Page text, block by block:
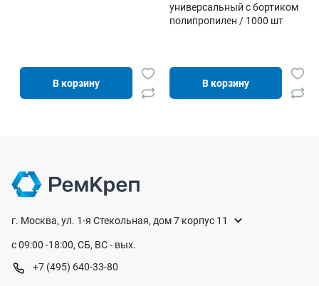
В корзину
универсальный с бортиком
полипропилен / 1000 шт
В корзину
г. Москва, ул. 1-я Стекольная, дом 7 корпус 11
с 09:00 -18:00, СБ, ВС - вых.
+7 (495) 640-33-80